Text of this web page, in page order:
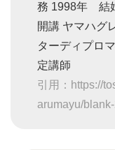
務 1998年 結
開講 ヤマハグ
ターディプロ
定講師
引用：https://
arumayu/